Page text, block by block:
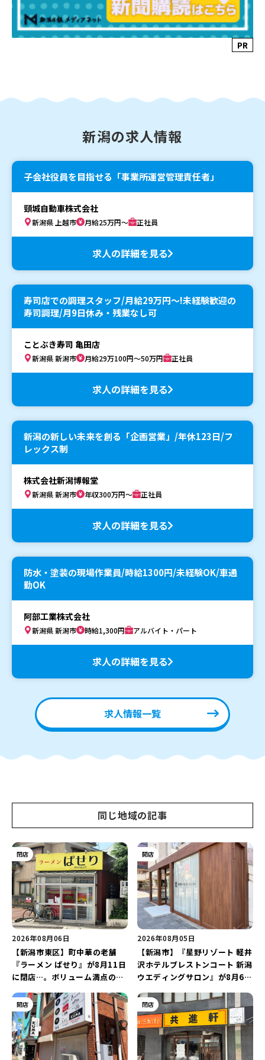
PR
新潟の求人情報
子会社役員を目指せる「事業所運営管理責任者」
頸城自動車株式会社
新潟県 上越市 月給25万円～ 正社員
求人の詳細を見る
寿司店での調理スタッフ/月給29万円〜!未経験歓迎の
寿司調理/月9日休み・残業なし可
ことぶき寿司 亀田店
新潟県 新潟市 月給29万100円～50万円 正社員
求人の詳細を見る
新潟の新しい未来を創る「企画営業」/年休123日/フ
レックス制
株式会社新潟博報堂
新潟県 新潟市 年収300万円～ 正社員
求人の詳細を見る
防水・塗装の現場作業員/時給1300円/未経験OK/車通
勤OK
阿部工業株式会社
新潟県 新潟市 時給1,300円 アルバイト・パート
求人の詳細を見る
求人情報一覧
同じ地域の記事
閉店
2026年08月06日
【新潟市東区】町中華の老舗
『ラーメン ぱせり』が8月11日
に閉店…。ボリューム満点の名
開店
2026年08月05日
【新潟市】『星野リゾート 軽井
沢ホテルブレストンコート 新潟
ウエディングサロン』が8月6日
グを万代で相談しよう♪
開店 閉店